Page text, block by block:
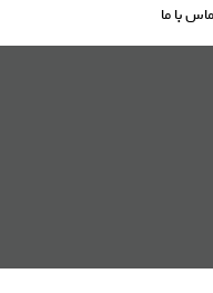
با ما